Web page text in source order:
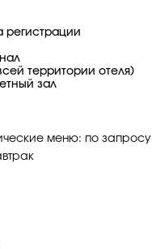
регистрации
территории отеля)
зал
меню: по запросу